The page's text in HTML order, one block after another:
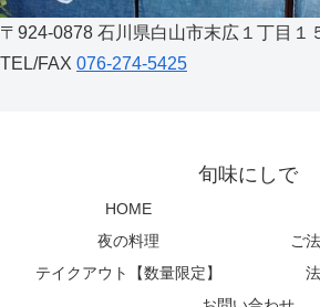
〒924-0878 石川県白山市末広１丁目１
TEL/FAX 076-274-5425
旬味にしで
HOME
夜の料理
ご
テイクアウト【数量限定】